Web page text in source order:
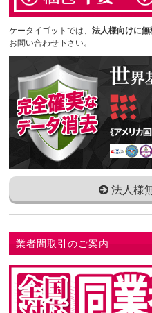
ケータイゴットでは、法人様向けに無
お問い合わせ下さい。
法人様
業者間取引のご案内